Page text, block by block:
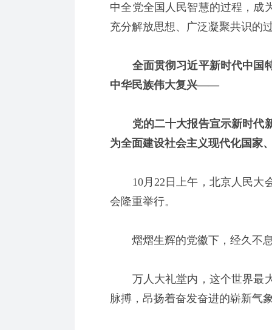
中全党全国人民智慧的过程，成
充分解放思想、广泛凝聚共识的
全面贯彻习近平新时代中国特
中华民族伟大复兴——
党的二十大报告宣示新时代新
为全面建设社会主义现代化国家
10月22日上午，北京人民大
会隆重举行。
熠熠生辉的党徽下，经久不息
万人大礼堂内，这个世界最大
脉搏，昂扬着奋发奋进的崭新气